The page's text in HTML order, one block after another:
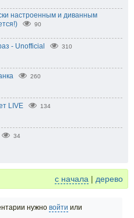
настроенным и диванным
90
- Unofficial 310
260
LIVE 134
34
с начала | дерево
нужно войти или